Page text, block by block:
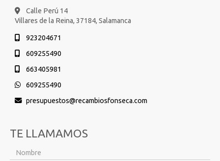
Calle Perú 14
Villares de la Reina, 37184, Salamanca
923204671
609255490
663405981
609255490
presupuestos
recambiosfonseca.com
TE LLAMAMOS